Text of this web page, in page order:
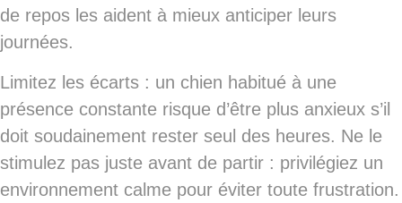
de repos les aident à mieux anticiper leurs
journées.
Limitez les écarts : un chien habitué à une
présence constante risque d’être plus anxieux s’il
doit soudainement rester seul des heures. Ne le
stimulez pas juste avant de partir : privilégiez un
environnement calme pour éviter toute frustration.